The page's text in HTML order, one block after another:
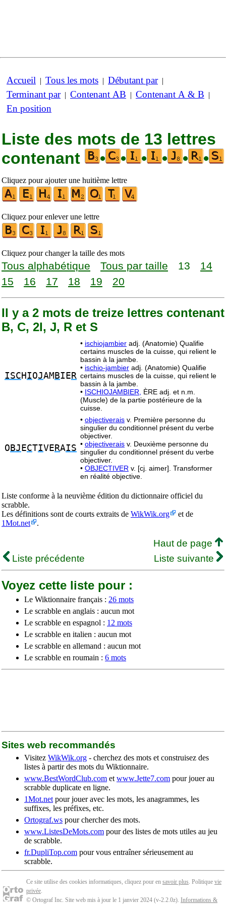
Accueil | Tous les mots | Débutant par|
Terminant par| Contenant AB | Contenant A & B |
En position
Liste des mots de 13 lettres
contenant
• • • • • •
Cliquez pour ajouter une huitième lettre
Cliquez pour enlever une lettre
Cliquez pour changer la taille des mots
Tous alphabétique Tous par taille 13
14
15
16 17 18 19 20
Il y a 2 mots de treize lettres contenant
B, C, 2I, J, R et S
ISC H IOJAM BIE R
• ischiojambier adj. (Anatomie) Qualifie
certains muscles de la cuisse, qui relient le
bassin à la jambe.
• ischio-jambier adj. (Anatomie) Qualifie
certains muscles de la cuisse, qui relient le
bassin à la jambe.
• ISCHIOJAMBIER,
ÈRE adj. et n.m.
(Muscle) de la partie postérieure de la
cuisse.
O BJ ECTIVE RAIS
• objectiverais v. Première personne du
singulier du conditionnel présent du verbe
objectiver.
• objectiverais v. Deuxième personne du
singulier du conditionnel présent du verbe
objectiver.
• OBJECTIVER v. [cj. aimer]. Transformer
en réalité objective.
Liste conforme à la neuvième édition du dictionnaire officiel du
scrabble.
Les définitions sont de courts extraits de WikWik.org
et de
1Mot.net
.
Haut de page
Liste précédente
Liste suivante
Voyez cette liste pour :
Le Wiktionnaire français : 26 mots
Le scrabble en anglais : aucun mot
Le scrabble en espagnol : 12 mots
Le scrabble en italien : aucun mot
Le scrabble en allemand : aucun mot
Le scrabble en roumain : 6 mots
Sites web recommandés
Visitez WikWik.org - cherchez des mots et construisez des
listes à partir des mots du Wiktionnaire.
www.BestWordClub.com et www.Jette7.com pour jouer au
scrabble duplicate en ligne.
1Mot.net pour jouer avec les mots, les anagrammes, les
suffixes, les préfixes, etc.
Ortograf.ws pour chercher des mots.
www.ListesDeMots.com pour des listes de mots utiles au jeu
de scrabble.
fr.DupliTop.com pour vous entraîner sérieusement au
scrabble.
Ce site utilise des cookies informatiques, cliquez pour en savoir plus. Politique vie
privée.
© Ortograf Inc. Site web mis à jour le 1 janvier 2024 (v-2.2.0z). Informations &